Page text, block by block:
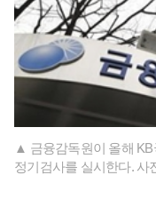
▲ 금융감독원이 올해 KB
정기검사를 실시한다. 사